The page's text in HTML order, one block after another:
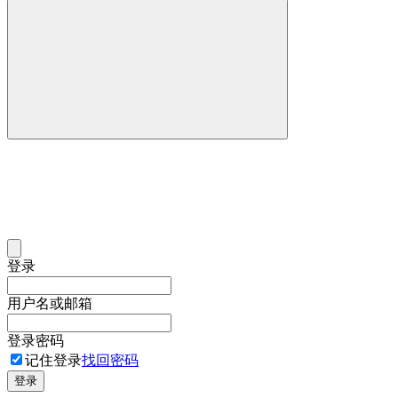
登录
用户名或邮箱
登录密码
记住登录找回密码
登录